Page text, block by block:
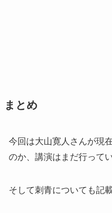
まとめ
今回は大山寛人さんが現
のか、講演はまだ行って
そして刺青についても記